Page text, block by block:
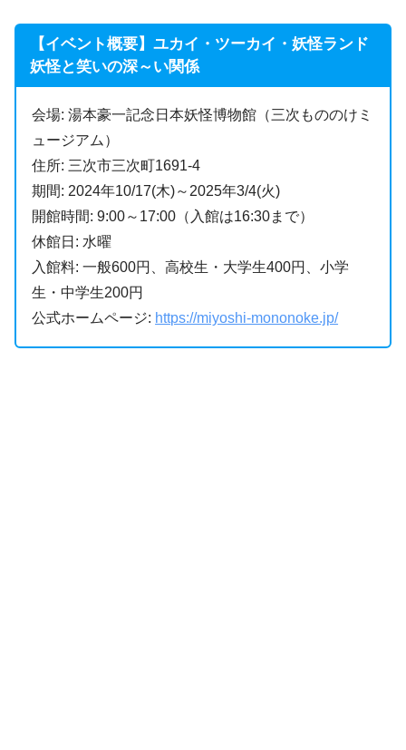
【イベント概要】ユカイ・ツーカイ・妖怪ランド
妖怪と笑いの深～い関係
会場: 湯本豪一記念日本妖怪博物館（三次もののけミ
ュージアム）
住所: 三次市三次町1691-4
期間: 2024年10/17(木)～2025年3/4(火)
開館時間: 9:00～17:00（入館は16:30まで）
休館日: 水曜
入館料: 一般600円、高校生・大学生400円、小学
生・中学生200円
公式ホームページ: https://miyoshi-mononoke.jp/